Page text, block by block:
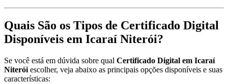
Quais São os Tipos de Certificado Digital
Disponíveis em Icaraí Niterói?
Se você está em dúvida sobre qual Certificado Digital em Icaraí
Niterói escolher, veja abaixo as principais opções disponíveis e suas
características: